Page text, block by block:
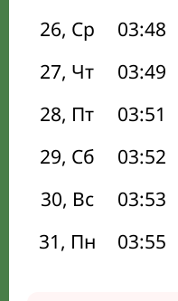
26, Ср
03:48
27, Чт
03:49
28, Пт
03:51
29, Сб
03:52
30, Вс
03:53
31, Пн
03:55